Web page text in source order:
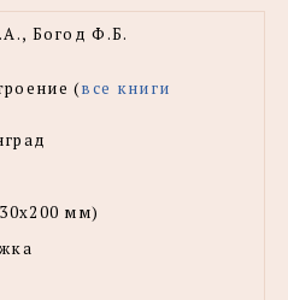
Богод Ф.Б.
(все книги
мм)